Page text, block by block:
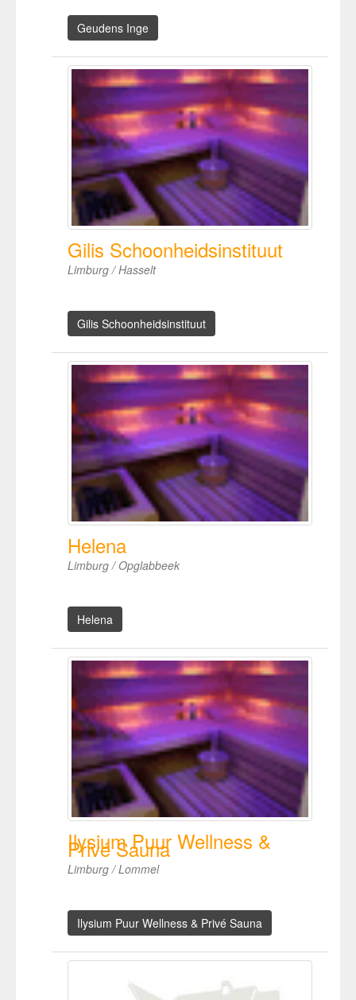
Geudens Inge
Gilis Schoonheidsinstituut
Limburg / Hasselt
Gilis Schoonheidsinstituut
Helena
Limburg / Opglabbeek
Helena
Ilysium Puur Wellness &
Privé Sauna
Limburg / Lommel
Ilysium Puur Wellness & Privé Sauna